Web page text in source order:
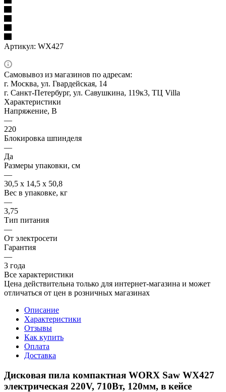
Артикул: WX427
Самовывоз из магазинов по адресам:
г. Москва, ул. Гвардейская, 14
г. Санкт-Петербург, ул. Савушкина, 119к3, ТЦ Villa
Характеристики
Напряжение, В
—
220
Блокировка шпинделя
—
Да
Размеры упаковки, см
—
30,5 х 14,5 х 50,8
Вес в упаковке, кг
—
3,75
Тип питания
—
От электросети
Гарантия
—
3 года
Все характеристики
Цена действительна только для интернет-магазина и может
отличаться от цен в розничных магазинах
Описание
Характеристики
Отзывы
Как купить
Оплата
Доставка
Дисковая пила компактная WORX Saw WX427
электрическая 220V, 710Вт, 120мм, в кейсе